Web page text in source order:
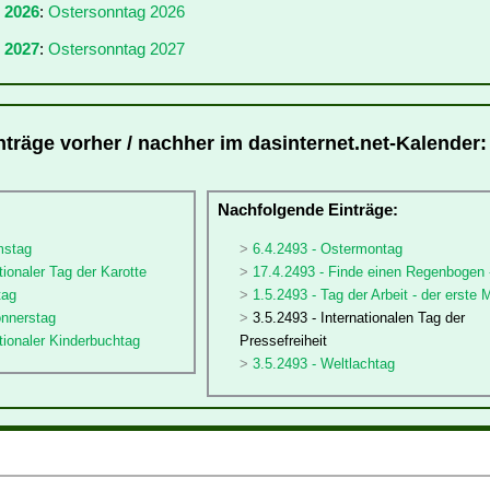
: Ostersonntag 2026
: Ostersonntag 2027
vorher / nachher im dasinternet.net-Kalender:
Tag der Karotte
Kinderbuchtag
Nachfolgende Einträge:
6.4.2493 - Ostermontag
17.4.2493 - Finde einen Regenbogen
1.5.2493 - Tag der Arbeit - der erste
3.5.2493 - Internationalen Tag der
Pressefreiheit
3.5.2493 - Weltlachtag